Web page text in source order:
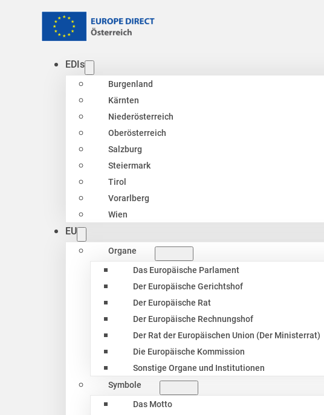
EDIs
Burgenland
Kärnten
Niederösterreich
Oberösterreich
Salzburg
Steiermark
Tirol
Vorarlberg
Wien
EU
Organe
Das Europäische Parlament
Der Europäische Gerichtshof
Der Europäische Rat
Der Europäische Rechnungshof
Der Rat der Europäischen Union (Der Ministerrat)
Die Europäische Kommission
Sonstige Organe und Institutionen
Symbole
Das Motto